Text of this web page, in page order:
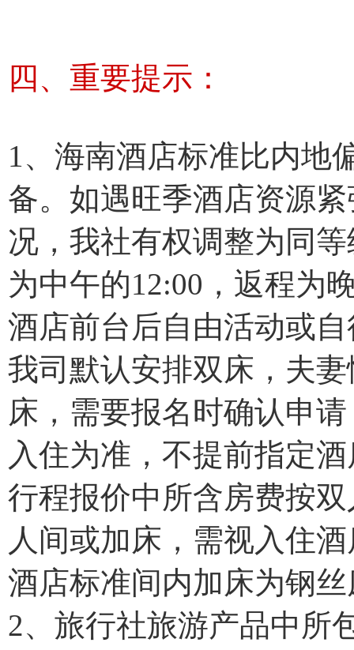
四、重要提示：
1、海南酒店标准比内地
备。如遇旺季酒店资源
况，我社有权调整为同
为中午的12:00，返程为
酒店前台后自由活动或
我司默认安排双床，夫
床，需要报名时确认申
入住为准，不提前指定
行程报价中所含房费按
人间或加床，需视入住
酒店标准间内加床为钢
2、旅行社旅游产品中所